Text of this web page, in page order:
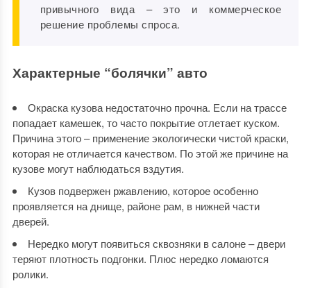
привычного вида – это и коммерческое
решение проблемы спроса.
Характерные “болячки” авто
Окраска кузова недостаточно прочна. Если на трассе
попадает камешек, то часто покрытие отлетает куском.
Причина этого – применение экологически чистой краски,
которая не отличается качеством. По этой же причине на
кузове могут наблюдаться вздутия.
Кузов подвержен ржавлению, которое особенно
проявляется на днище, районе рам, в нижней части
дверей.
Нередко могут появиться сквозняки в салоне – двери
теряют плотность подгонки. Плюс нередко ломаются
ролики.